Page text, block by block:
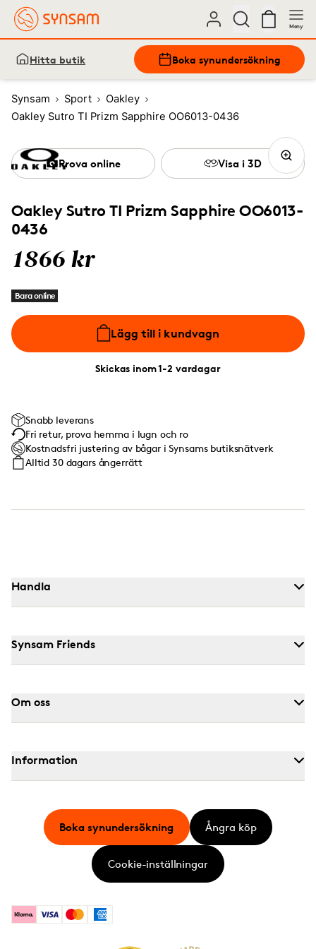
Meny
Hitta butik Boka synundersökning
Synsam Sport
Oakley
Oakley Sutro TI Prizm Sapphire OO6013-0436
Oakley Sutro TI Prizm Sapphire OO6013-
0436
1866 kr
Bara online
Lägg till i kundvagn
Skickas inom 1-2 vardagar
Prova online Visa i 3D
Snabb leverans
Fri retur, prova hemma i lugn och ro
Kostnadsfri justering av bågar i Synsams butiksnätverk
Alltid 30 dagars ångerrätt
Handla
Synsam Friends
Om oss
Information
KlarnaVisa MastercardAmerican Express
Boka synundersökning Ångra köp
Cookie-inställningar